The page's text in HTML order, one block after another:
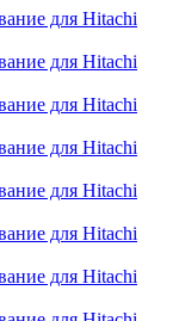
для Hitachi
для Hitachi
для Hitachi
для Hitachi
для Hitachi
для Hitachi
для Hitachi